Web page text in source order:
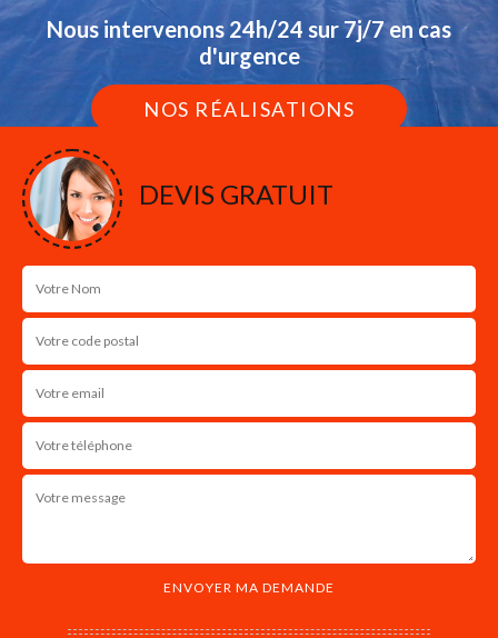
Nous intervenons 24h/24 sur 7j/7 en cas
d'urgence
NOS RÉALISATIONS
DEVIS GRATUIT